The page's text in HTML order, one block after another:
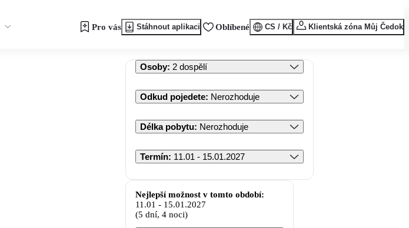
Pro vás Stáhnout aplikaci Oblíbené CS / Kč Klientská zóna Můj Čedok
Osoby: 2 dospělí
Odkud pojedete: Nerozhoduje
Délka pobytu: Nerozhoduje
Termín: 11.01 - 15.01.2027
Nejlepší možnost v tomto období:
11.01 - 15.01.2027
(5 dní, 4 noci)